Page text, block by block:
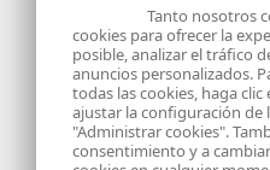
seguridad de ESET
Acerca de
Contáctanos
Tanto nosotros
cookies para ofrecer la
posible, analizar el tráfico
anuncios personalizados.
todas las cookies, haga
ajustar la configuración de
"Administrar cookies".
consentimiento y a